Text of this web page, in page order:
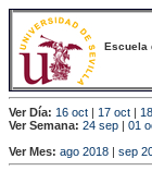
Escuela
Ver Día: 16 oct | 17 oct |
Ver Semana: 24 sep | 01
Ver Mes: ago 2018 | sep